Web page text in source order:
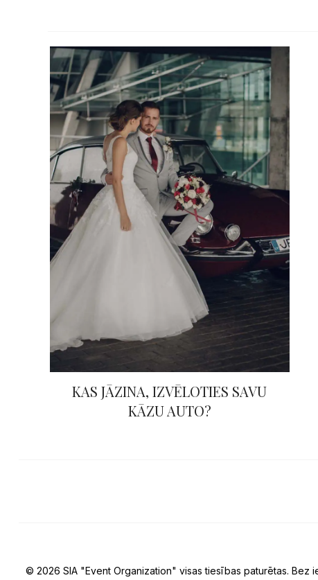
KAS JĀZINA, IZVĒLOTIES SAVU
KĀZU AUTO?
© 2026 SIA "Event Organization" visas tiesības paturētas. Bez